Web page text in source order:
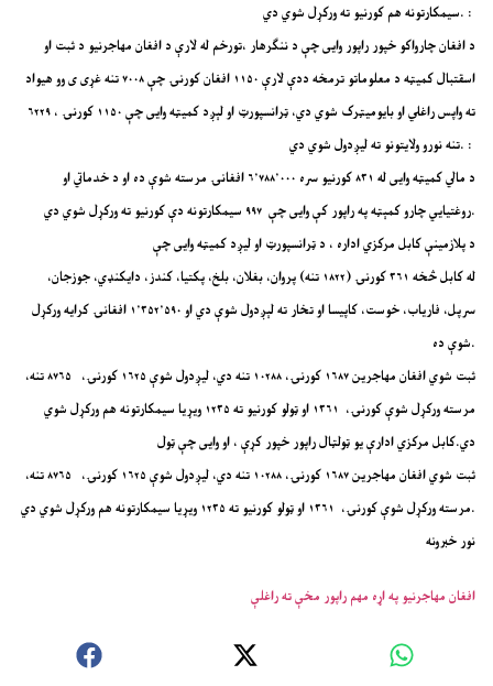
سیمکارتونه هم کورنیو ته ورکړل شوي دي. :
د افغان چارواکو خپور راپور وایی چې د ننګرهار ،تورخم له لارې د افغان مهاجرنیو د ثبت او
اسقتبال کمیټه د معلوماتو ترمخه ددې لارې ۱۱۵۰ افغان کورنۍ چې ۷۰۰۸ تنه غړی ی وو هیواد
ته واپس راغلي او بایومیټرک شوي دي، ټرانسپورټ او لېږد کمیټه وایی چې ۱۱۵۰ کورنۍ ، ۶۲۲۹
تنه نورو ولایتونو ته لیږدول شوي دي. :
د مالي کمیټه وایی له ۸۳۱ کورنیو سره ۶٬۷۸۸٬۰۰۰ افغانۍ مرسته شوې ده او د خدماتي او
روغتیايي چارو کمېټه په راپور کې وایی چې ۹۹۷ سیمکارتونه دې کورنیو ته ورکړل شوي دي.
د پلازمینې کابل مرکزي اداره ، د ټرانسپورټ او لیږد کمیټه وایی چې
له کابل څخه ۳۶۱ کورنۍ (۱۸۲۲ تنه) پروان، بغلان، بلخ، پکتیا، کندز، دایکنډي، جوزجان،
سرپل، فاریاب، خوست، کاپيسا او تخار ته لېږدول شوې دي او ۱٬۳۵۲٬۵۹۰ افغانۍ کرایه ورکړل
شوې ده.
ثبت شوي افغان مهاجرین ۱۶۸۷ کورنۍ، ۱۰۲۸۸ تنه دي، لیږدول شوې ۱۶۲۵ کورنۍ، ۸۷۶۵ تنه،
مرسته ورکړل شوې کورنۍ، ۱۳۶۱ او ټولو کورنیو ته ۱۲۳۵ ویړیا سیمکارتونه هم ورکړل شوي
دي.کابل مرکزي ادارې یو ټولټال راپور خپور کړې ، او وایی چې ټول
ثبت شوي افغان مهاجرین ۱۶۸۷ کورنۍ، ۱۰۲۸۸ تنه دي، لیږدول شوې ۱۶۲۵ کورنۍ، ۸۷۶۵ تنه،
مرسته ورکړل شوې کورنۍ، ۱۳۶۱ او ټولو کورنیو ته ۱۲۳۵ ویړیا سیمکارتونه هم ورکړل شوي دي.
نور خبرونه
افغان مهاجرنیو په اړه مهم راپور مخې ته راغلې